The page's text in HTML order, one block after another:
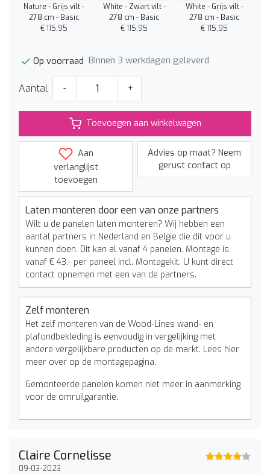
Nature - Grijs vilt -
278 cm - Basic
€ 115,95
White - Zwart vilt -
278 cm - Basic
€ 115,95
White - Grijs vilt -
278 cm - Basic
€ 115,95
Op voorraad Binnen 3 werkdagen geleverd
Aantal - +
Toevoegen aan winkelwagen
Aan
verlanglijst
toevoegen
Advies op maat? Neem
gerust contact op
Laten monteren door een van onze partners
Wilt u de panelen laten monteren? Wij hebben een
aantal partners in Nederland en Belgie die dit voor u
kunnen doen. Dit kan al vanaf 4 panelen. Montage is
vanaf € 43,- per paneel incl. Montagekit. U kunt direct
contact opnemen met een van de partners.
Zelf monteren
Het zelf monteren van de Wood-Lines wand- en
plafondbekleding is eenvoudig in vergelijking met
andere vergelijkbare producten op de markt. Lees hier
meer over op de montagepagina.
Gemonteerde panelen komen niet meer in aanmerking
voor de omruilgarantie.
Claire Cornelisse
09-03-2023